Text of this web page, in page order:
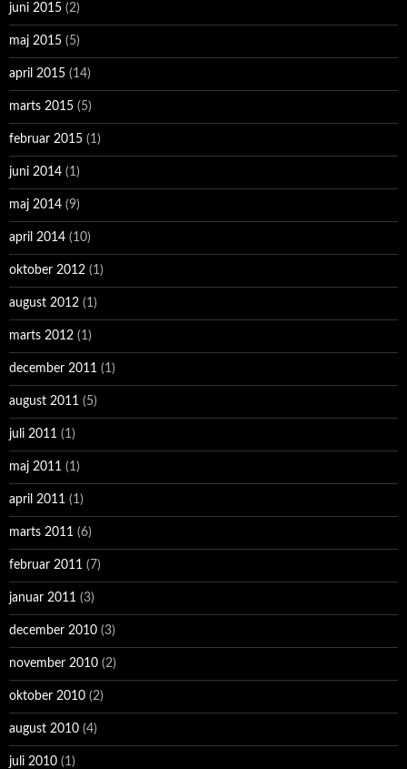
juni 2015 (2)
maj 2015 (5)
april 2015 (14)
marts 2015 (5)
februar 2015 (1)
juni 2014 (1)
maj 2014 (9)
april 2014 (10)
oktober 2012 (1)
august 2012 (1)
marts 2012 (1)
december 2011 (1)
august 2011 (5)
juli 2011 (1)
maj 2011 (1)
april 2011 (1)
marts 2011 (6)
februar 2011 (7)
januar 2011 (3)
december 2010 (3)
november 2010 (2)
oktober 2010 (2)
august 2010 (4)
juli 2010 (1)